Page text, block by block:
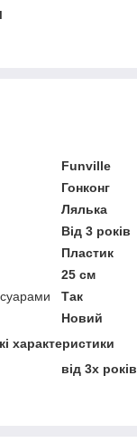
Funville
Гонконг
Лялька
Від 3 років
Пластик
25 см
Так
Новий
характеристики
від 3х років